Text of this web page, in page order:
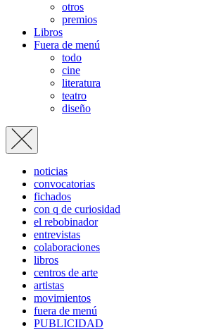
otros
premios
Libros
Fuera de menú
todo
cine
literatura
teatro
diseño
noticias
convocatorias
fichados
con q de curiosidad
el rebobinador
entrevistas
colaboraciones
libros
centros de arte
artistas
movimientos
fuera de menú
PUBLICIDAD